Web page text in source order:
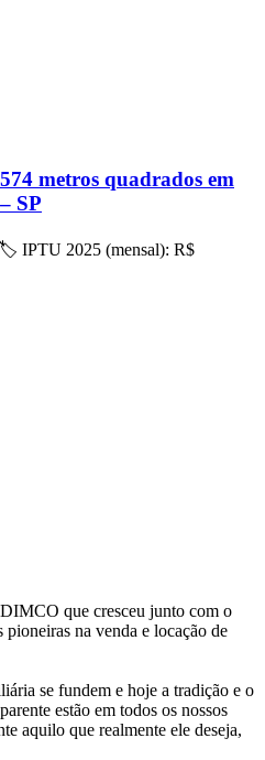
metros quadrados em
SP
IPTU 2025 (mensal): R$
que cresceu junto com o
na venda e locação de
se fundem e hoje a tradição e o
estão em todos os nossos
aquilo que realmente ele deseja,